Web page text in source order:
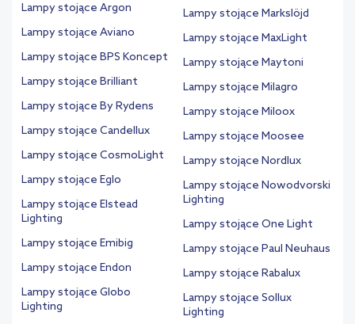
Lampy stojące Argon
Lampy stojące Aviano
Lampy stojące BPS Koncept
Lampy stojące Brilliant
Lampy stojące By Rydens
Lampy stojące Candellux
Lampy stojące CosmoLight
Lampy stojące Eglo
Lampy stojące Elstead
Lighting
Lampy stojące Emibig
Lampy stojące Endon
Lampy stojące Globo
Lighting
Lampy stojące Markslöjd
Lampy stojące MaxLight
Lampy stojące Maytoni
Lampy stojące Milagro
Lampy stojące Miloox
Lampy stojące Moosee
Lampy stojące Nordlux
Lampy stojące Nowodvorski
Lighting
Lampy stojące One Light
Lampy stojące Paul Neuhaus
Lampy stojące Rabalux
Lampy stojące Sollux
Lighting